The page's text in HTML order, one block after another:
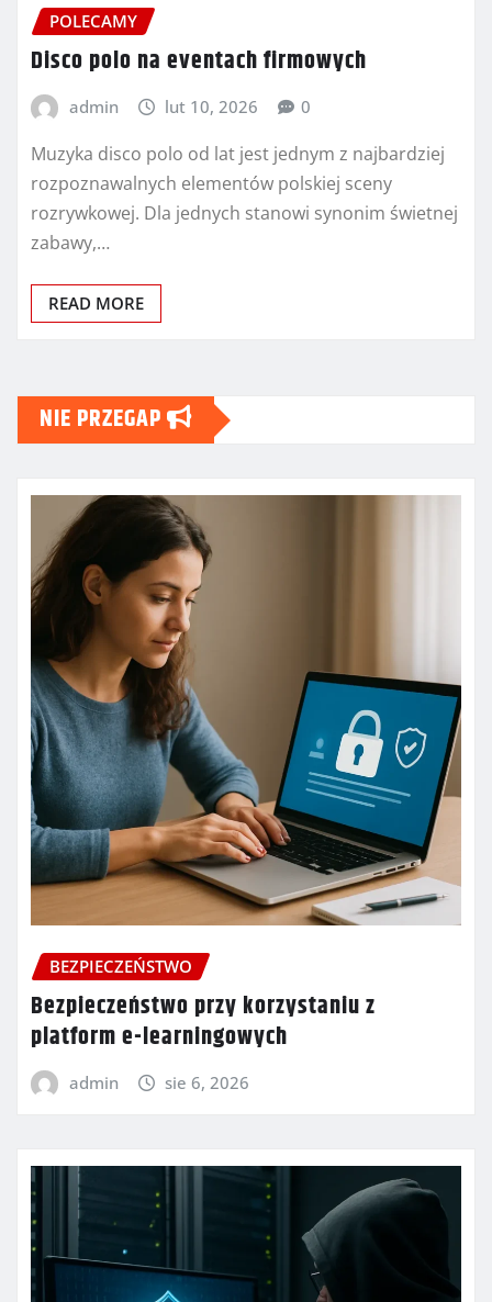
POLECAMY
Disco polo na eventach firmowych
admin lut 10, 2026 0
Muzyka disco polo od lat jest jednym z najbardziej
rozpoznawalnych elementów polskiej sceny
rozrywkowej. Dla jednych stanowi synonim świetnej
zabawy,…
READ MORE
NIE PRZEGAP
BEZPIECZEŃSTWO
Bezpieczeństwo przy korzystaniu z
platform e-learningowych
admin sie 6, 2026